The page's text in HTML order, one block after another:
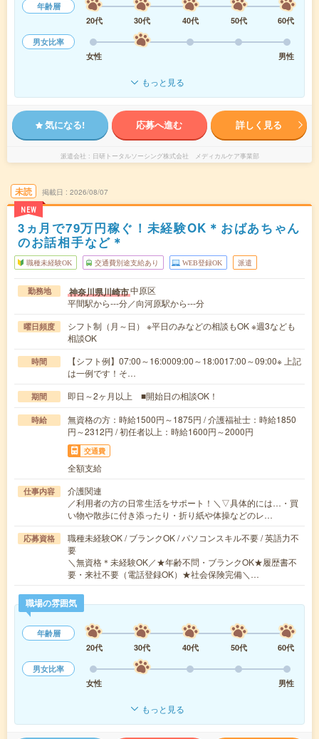
年齢層
20代
30代 40代 50代
60代
男女比率
女性
男性
もっと見る
気になる! 応募へ進む 詳しく見る
派遣会社 日研トータルソーシング株式会社 メディカルケア事業部
未読
NEW
掲載日 2026/08/07
3ヵ月で79万円稼ぐ！未経験OK＊おばあちゃん
のお話相手など＊
職種未経験OK 交通費別途支給あり WEB登録OK 派遣
勤務地 神奈川県川崎市中原区
平間駅から---分／向河原駅から---分
曜日頻度
シフト制（月～日） ※平日のみなどの相談もOK ※週3なども
相談OK
時間
【シフト例】07:00～16:0009:00～18:0017:00～09:00※ 上記
は一例です！そ…
期間 即日～2ヶ月以上 ■開始日の相談OK！
時給
無資格の方：時給1500円～1875円 / 介護福祉士：時給1850
円～2312円 / 初任者以上：時給1600円～2000円
交通費
全額支給
仕事内容
介護関連
／利用者の方の日常生活をサポート！＼▽具体的には…・買
い物や散歩に付き添ったり・折り紙や体操などのレ…
応募資格
職種未経験OK / ブランクOK / パソコンスキル不要 / 英語力不
要
＼無資格＊未経験OK／★年齢不問・ブランクOK★履歴書不
要・来社不要（電話登録OK）★社会保険完備＼…
職場の雰囲気
年齢層
20代
30代 40代 50代
60代
男女比率
女性
男性
もっと見る